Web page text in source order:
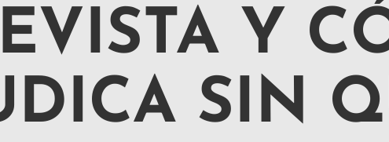
Y
SIN